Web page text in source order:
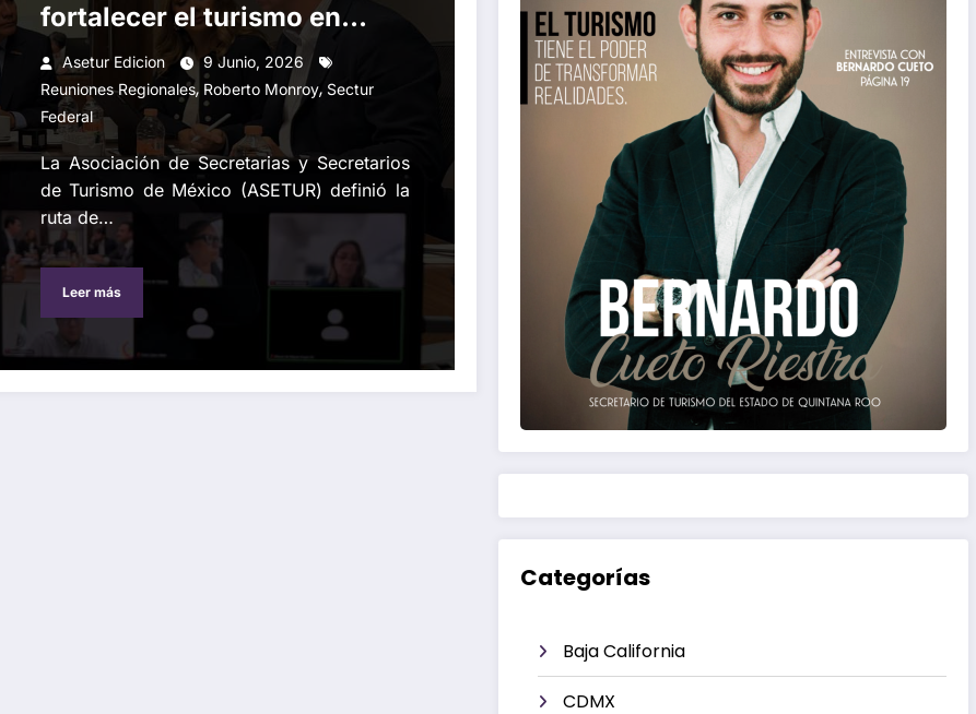
fortalecer el turismo en
México: Roberto Monroy
Asetur Edicion
9 Junio, 2026
Reuniones Regionales, Roberto Monroy, Sectur
Federal
La Asociación de Secretarias y Secretarios
de Turismo de México (ASETUR) definió la
ruta de…
Leer más
Categorías
Baja California
CDMX